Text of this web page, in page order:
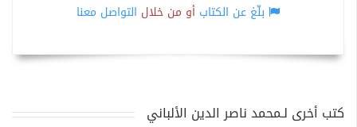
بلّغ عن الكتاب أو من خلال التواصل معنا
كتب أخرى لـمحمد ناصر الدين الألباني